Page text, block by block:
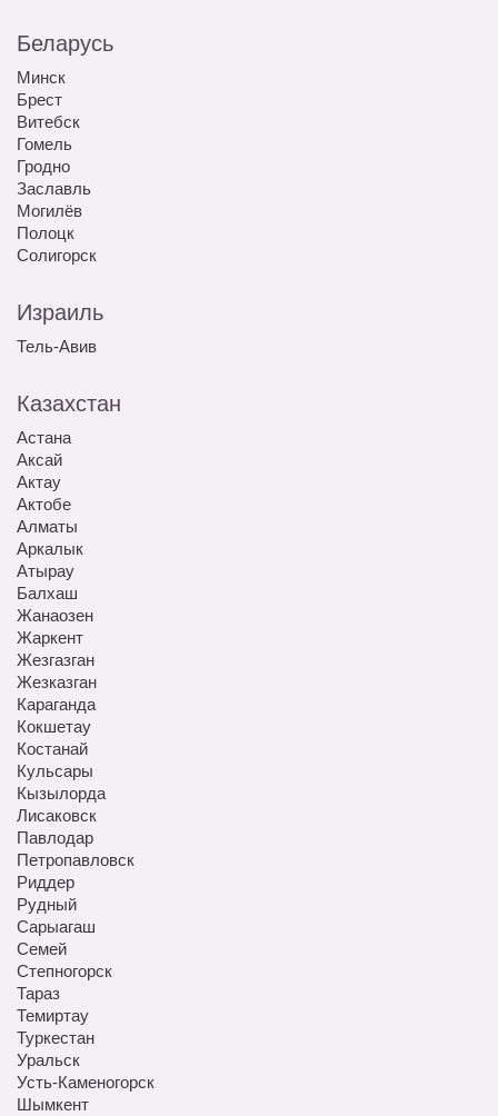
Беларусь
Минск
Брест
Витебск
Гомель
Гродно
Заславль
Могилёв
Полоцк
Солигорск
Израиль
Тель-Авив
Казахстан
Астана
Аксай
Актау
Актобе
Алматы
Аркалык
Атырау
Балхаш
Жанаозен
Жаркент
Жезгазган
Жезказган
Караганда
Кокшетау
Костанай
Кульсары
Кызылорда
Лисаковск
Павлодар
Петропавловск
Риддер
Рудный
Сарыагаш
Семей
Степногорск
Тараз
Темиртау
Туркестан
Уральск
Усть-Каменогорск
Шымкент